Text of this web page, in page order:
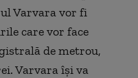
Varvara vor fi
care vor face
de metrou,
Varvara îşi va